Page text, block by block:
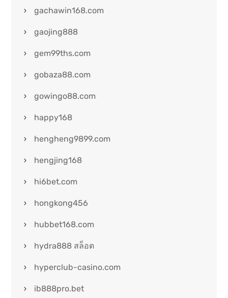
gachawin168.com
gaojing888
gem99ths.com
gobaza88.com
gowingo88.com
happy168
hengheng9899.com
hengjing168
hi6bet.com
hongkong456
hubbet168.com
hydra888 สล็อต
hyperclub-casino.com
ib888pro.bet